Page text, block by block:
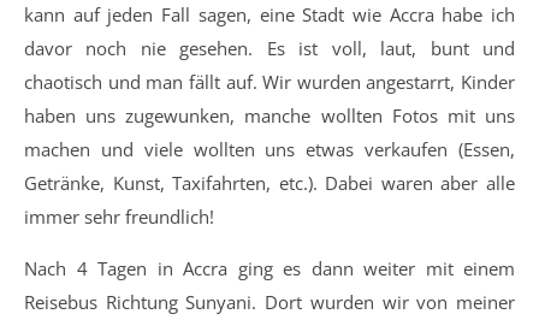
kann auf jeden Fall sagen, eine Stadt wie Accra habe ich
davor noch nie gesehen. Es ist voll, laut, bunt und
chaotisch und man fällt auf. Wir wurden angestarrt, Kinder
haben uns zugewunken, manche wollten Fotos mit uns
machen und viele wollten uns etwas verkaufen (Essen,
Getränke, Kunst, Taxifahrten, etc.). Dabei waren aber alle
immer sehr freundlich!
Nach 4 Tagen in Accra ging es dann weiter mit einem
Reisebus Richtung Sunyani. Dort wurden wir von meiner